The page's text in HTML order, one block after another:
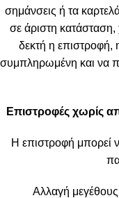
σημάνσεις ή τα
σε άριστη κατάσταση,
δεκτή η επιστροφή,
συμπληρωμένη και να
Επιστροφές χωρίς
Η επιστροφή μπορεί
Αλλαγή